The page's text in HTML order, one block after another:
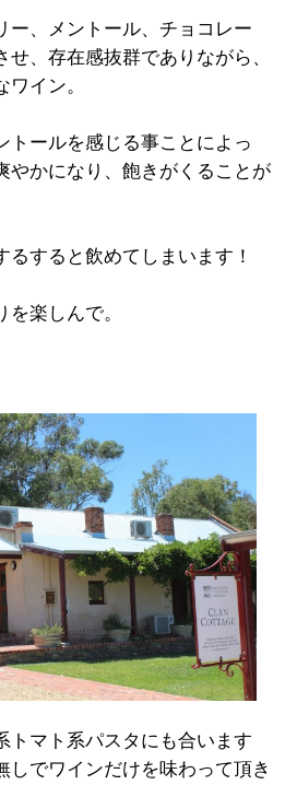
ー、メントール、チョコレー
せ、存在感抜群でありながら、
イン。
トールを感じる事ことによっ
やかになり、飽きがくることが
すると飲めてしまいます！
楽しんで。
トマト系パスタにも合います
しでワインだけを味わって頂き